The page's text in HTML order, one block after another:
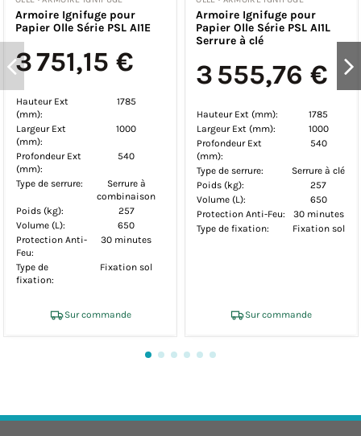
Armoire Ignifuge pour
Papier Olle Série PSL AI1E
3 751,15 €
Hauteur Ext
(mm):
1785
Largeur Ext
(mm):
1000
Profondeur Ext
(mm):
540
Type de serrure:
Serrure à
combinaison
Poids (kg):
257
Volume (L):
650
Protection Anti-
Feu:
30 minutes
Type de
fixation:
Fixation sol
Sur commande
Armoire Ignifuge pour
Papier Olle Série PSL AI1L
Serrure à clé
3 555,76 €
Hauteur Ext (mm):
1785
Largeur Ext (mm):
1000
Profondeur Ext
(mm):
540
Type de serrure:
Serrure à clé
Poids (kg):
257
Volume (L):
650
Protection Anti-Feu:
30 minutes
Type de fixation:
Fixation sol
Sur commande